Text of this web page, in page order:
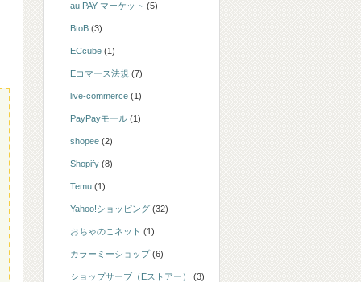
au PAY マーケット (5)
BtoB (3)
ECcube (1)
Eコマース法規 (7)
live-commerce (1)
PayPayモール (1)
shopee (2)
Shopify (8)
Temu (1)
Yahoo!ショッピング (32)
おちゃのこネット (1)
カラーミーショップ(6)
ショップサーブ（Eストアー） (3)